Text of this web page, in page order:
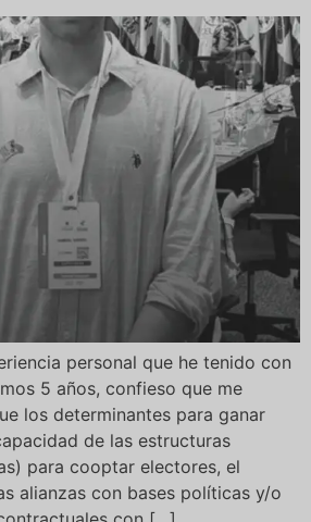
personal que he tenido con
5 años, confieso que me
los determinantes para ganar
de las estructuras
para cooptar electores, el
alianzas con bases políticas y/o